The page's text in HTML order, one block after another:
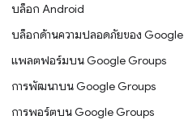
บล็อก Android
บล็อกด้านความปลอดภัยของ Google
แพลตฟอร์มบน Google Groups
การพัฒนาบน Google Groups
การพอร์ตบน Google Groups